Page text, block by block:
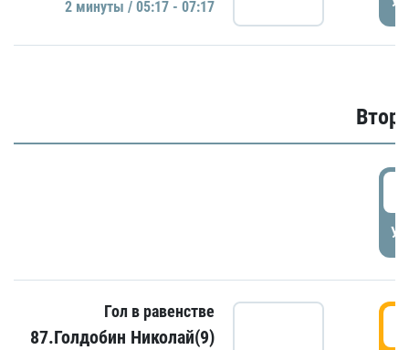
2 минуты / 05:17 - 07:17
Гол в равенстве
87.Голдобин Николай(9)